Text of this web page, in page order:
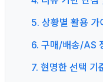
5. 상황별 활용 가
6. 구매/배송/AS
7. 현명한 선택 기